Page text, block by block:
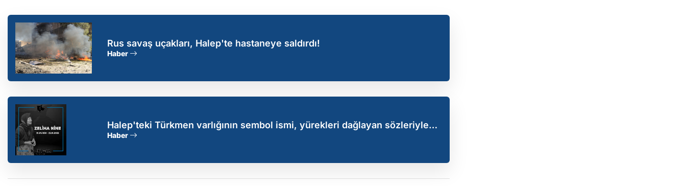
Rus savaş uçakları, Halep'te hastaneye saldırdı!
Haber
Halep'teki Türkmen varlığının sembol ismi, yürekleri dağlayan sözleriyle
kamuoyunda yankı bulmuştu: Zeliha Nine vefat etti
Haber